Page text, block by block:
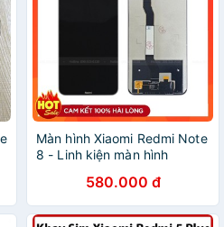
Màn hình Xiaomi Redmi Note
8 - Linh kiện màn hình
580.000 đ